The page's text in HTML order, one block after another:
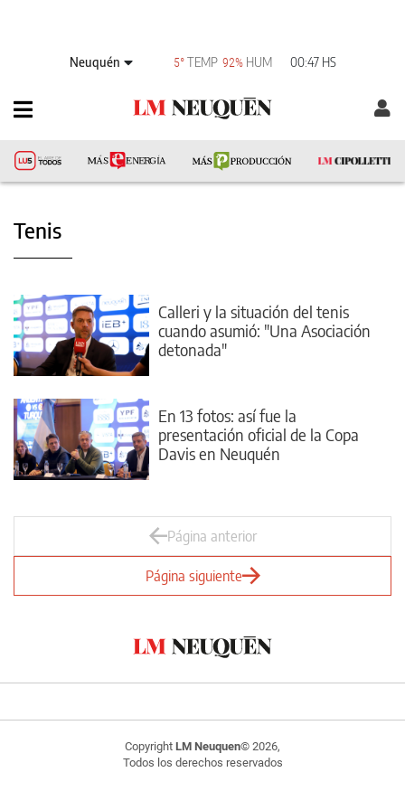
Neuquén 5° TEMP 92% HUM 00:47 HS
Tenis
Calleri y la situación del tenis
cuando asumió: "Una Asociación
detonada"
En 13 fotos: así fue la
presentación oficial de la Copa
Davis en Neuquén
Página anterior
Página siguiente
Copyright LM Neuquen© 2026,
Todos los derechos reservados